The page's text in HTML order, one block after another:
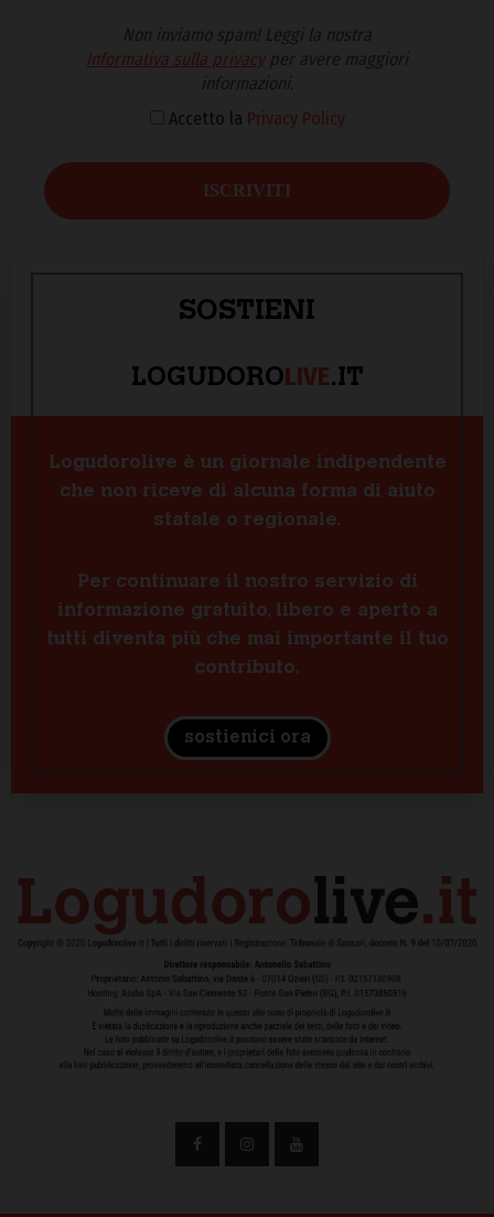
Non inviamo spam! Leggi la nostra
Informativa sulla privacyper avere maggiori
informazioni.
Accetto la Privacy Policy
SOSTIENI
LOGUDOROLIVE.IT
Logudorolive è un giornale indipendente
che non riceve di alcuna forma di aiuto
statale o regionale.
Per continuare il nostro servizio di
informazione gratuito, libero e aperto a
tutti diventa più che mai importante il tuo
contributo.
sostienici ora